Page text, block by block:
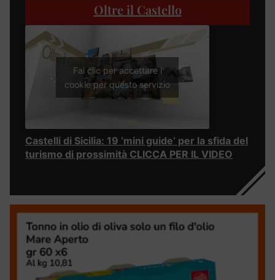
Oltre il Castello
Fai clic per accettare i
cookie per questo servizio
Castelli di Sicilia: 19 ‘mini guide’ per la sfida del
turismo di prossimità CLICCA PER IL VIDEO